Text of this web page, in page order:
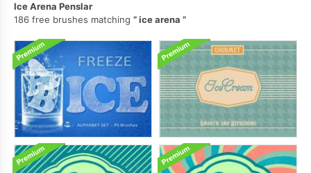
Ice Arena Penslar
186 free brushes matching
ice arena